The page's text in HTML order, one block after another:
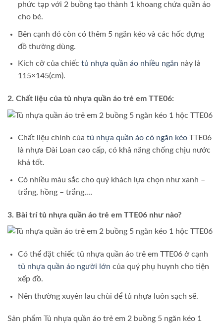
phức tạp với 2 buồng tạo thành 1 khoang chứa quần áo
cho bé.
Bên cạnh đó còn có thêm 5 ngăn kéo và các hốc đựng
đồ thường dùng.
Kích cỡ của chiếc tủ nhựa quần áo nhiều ngăn này là
115×145(cm).
2. Chất liệu của tủ nhựa quần áo trẻ em TTE06:
Chất liệu chính của tủ nhựa quần áo có ngăn kéoTTE06
là nhựa Đài Loan cao cấp, có khả năng chống chịu nước
khá tốt.
Có nhiều màu sắc cho quý khách lựa chọn như xanh –
trắng, hồng – trắng,…
3. Bài trí tủ nhựa quần áo trẻ em TTE06 như nào?
Có thể đặt chiếc tủ nhựa quần áo trẻ em TTE06 ở cạnh
tủ nhựa quần áo người lớn của quý phụ huynh cho tiện
xếp đồ.
Nên thường xuyên lau chùi để tủ nhựa luôn sạch sẽ.
Sản phẩm Tủ nhựa quần áo trẻ em 2 buồng 5 ngăn kéo 1